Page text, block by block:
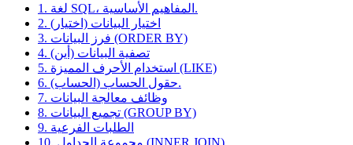
1. لغة SQL، المفاهيم الأساسية.
2. اختيار البيانات (اختيار)
3. فرز البيانات (ORDER BY)
4. تصفية البيانات (أين)
5. استخدام الأحرف المميزة (LIKE)
6. حقول الحساب (الحساب).
7. وظائف معالجة البيانات
8. تجميع البيانات (GROUP BY)
9. الطلبات الفرعية
10. مجموعة الجداول (INNER JOIN)